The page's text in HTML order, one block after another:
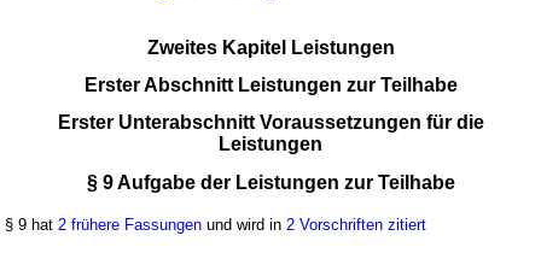
Zweites Kapitel Leistungen
Erster Abschnitt Leistungen zur Teilhabe
Erster Unterabschnitt Voraussetzungen für die
Leistungen
§ 9 Aufgabe der Leistungen zur Teilhabe
§ 9 hat 2 frühere Fassungen und wird in 2 Vorschriften zitiert